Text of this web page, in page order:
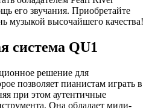
его звучания. Приобретайте
музыкой высочайшего качества!
система QU1
решение для
позволяет пианистам играть в
при этом аутентичные
Она обладает миди-